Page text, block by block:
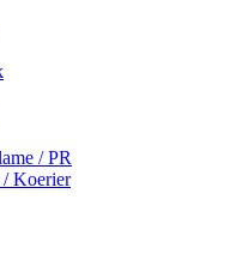
/ PR
/ Koerier